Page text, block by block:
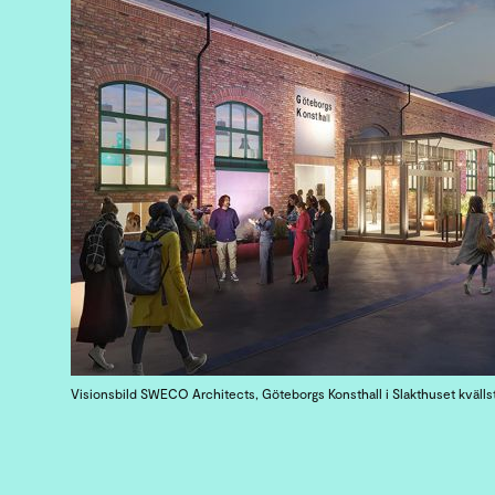
Visionsbild SWECO Architects, Göteborgs Konsthall i Slakthuset